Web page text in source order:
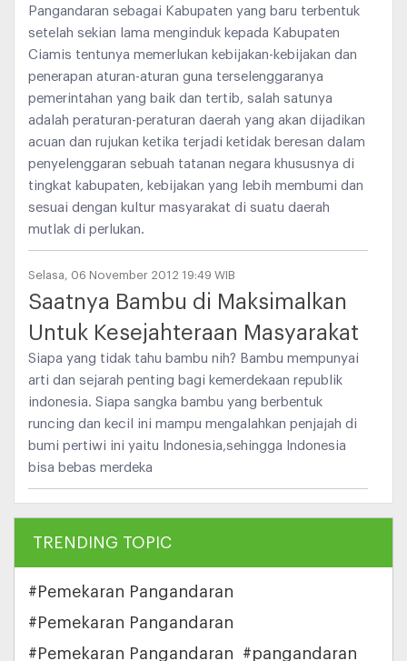
Pangandaran sebagai Kabupaten yang baru terbentuk
setelah sekian lama menginduk kepada Kabupaten
Ciamis tentunya memerlukan kebijakan-kebijakan dan
penerapan aturan-aturan guna terselenggaranya
pemerintahan yang baik dan tertib, salah satunya
adalah peraturan-peraturan daerah yang akan dijadikan
acuan dan rujukan ketika terjadi ketidak beresan dalam
penyelenggaran sebuah tatanan negara khususnya di
tingkat kabupaten, kebijakan yang lebih membumi dan
sesuai dengan kultur masyarakat di suatu daerah
mutlak di perlukan.
Selasa, 06 November 2012 19:49 WIB
Saatnya Bambu di Maksimalkan
Untuk Kesejahteraan Masyarakat
Siapa yang tidak tahu bambu nih? Bambu mempunyai
arti dan sejarah penting bagi kemerdekaan republik
indonesia. Siapa sangka bambu yang berbentuk
runcing dan kecil ini mampu mengalahkan penjajah di
bumi pertiwi ini yaitu Indonesia,sehingga Indonesia
bisa bebas merdeka
TRENDING TOPIC
#Pemekaran Pangandaran
#Pemekaran Pangandaran
#Pemekaran Pangandaran
#pangandaran